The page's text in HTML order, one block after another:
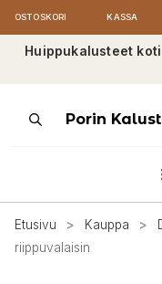
OSTOSKORI KASSA
Huippukalusteet
ProductsPorin
Etusivu > Kauppa >
riippuvalaisin